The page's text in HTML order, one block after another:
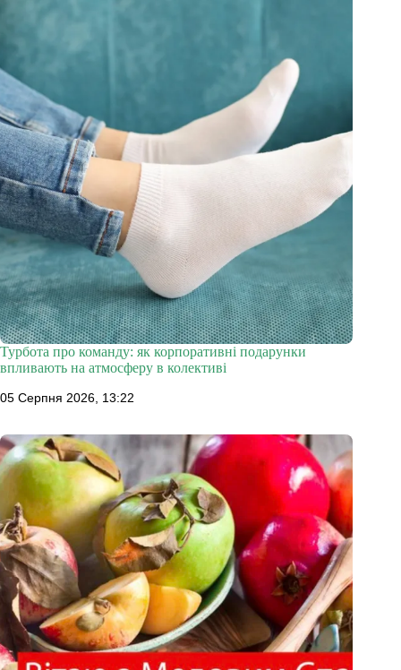
Турбота про команду: як корпоративні подарунки
впливають на атмосферу в колективі
05 Серпня 2026, 13:22